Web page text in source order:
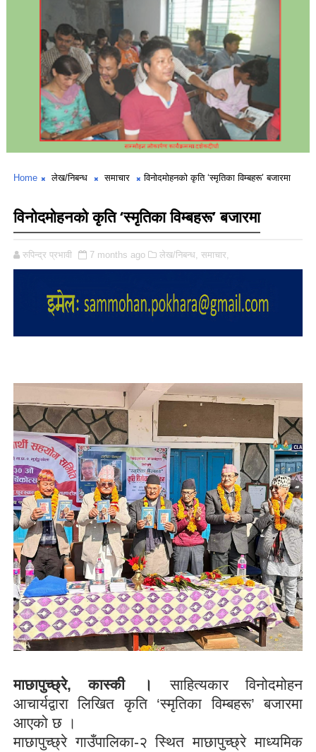
Home लेख/निबन्ध समाचार विनोदमोहनको कृति ‘स्मृतिका विम्बहरू’ बजारमा
विनोदमोहनको कृति ‘स्मृतिका विम्बहरू’ बजारमा
रुपिन्द्र प्रभावी 7 months ago लेख/निबन्ध, समाचार,
माछापुच्छ्रे,कास्की ।
साहित्यकार विनोदमोहन
आचार्यद्वारा लिखित कृति ‘स्मृतिका विम्बहरू’ बजारमा
आएको छ ।
माछापुच्छ्रे गाउँपालिका-२ स्थित माछापुच्छ्रे माध्यमिक